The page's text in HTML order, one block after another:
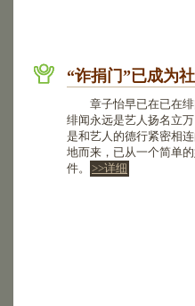
“诈捐门”已成为
章子怡早已在已在绯
绯闻永远是艺人扬名立
是和艺人的德行紧密相
地而来，已从一个简单
件。
>>详细